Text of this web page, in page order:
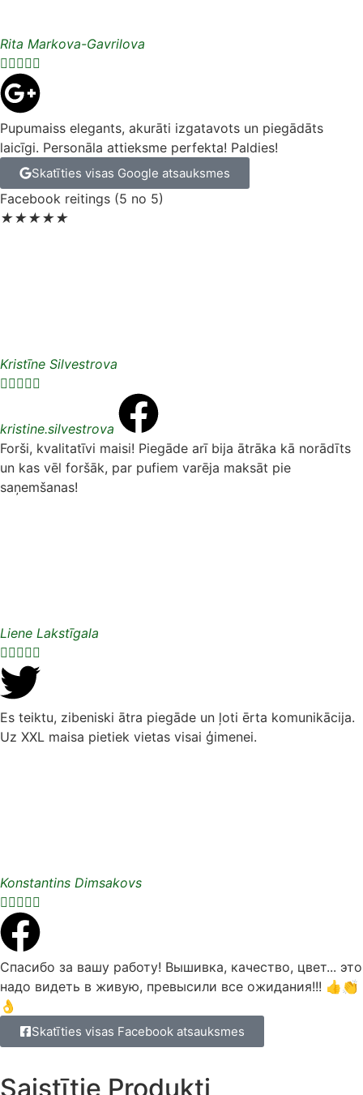
Rita Markova-Gavrilova

Pupumaiss elegants, akurāti izgatavots un piegādāts
laicīgi. Personāla attieksme perfekta! Paldies!
Skatīties visas Google atsauksmes
Facebook reitings (5 no 5)
★★★★★
Kristīne Silvestrova

kristine.silvestrova
Forši, kvalitatīvi maisi! Piegāde arī bija ātrāka kā norādīts
un kas vēl foršāk, par pufiem varēja maksāt pie
saņemšanas!
Liene Lakstīgala

Es teiktu, zibeniski ātra piegāde un ļoti ērta komunikācija.
Uz XXL maisa pietiek vietas visai ģimenei.
Konstantins Dimsakovs

Спасибо за вашу работу! Вышивка, качество, цвет... это
надо видеть в живую, превысили все ожидания!!! 👍👏
👌
Skatīties visas Facebook atsauksmes
Saistītie Produkti